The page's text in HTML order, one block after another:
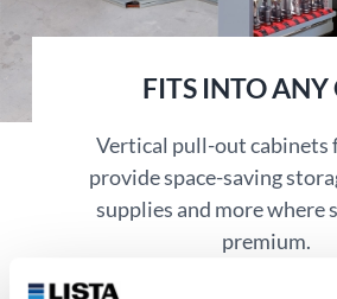
FITS INTO ANY
Vertical pull-out cabinets
provide space-saving
supplies and more where
premium.